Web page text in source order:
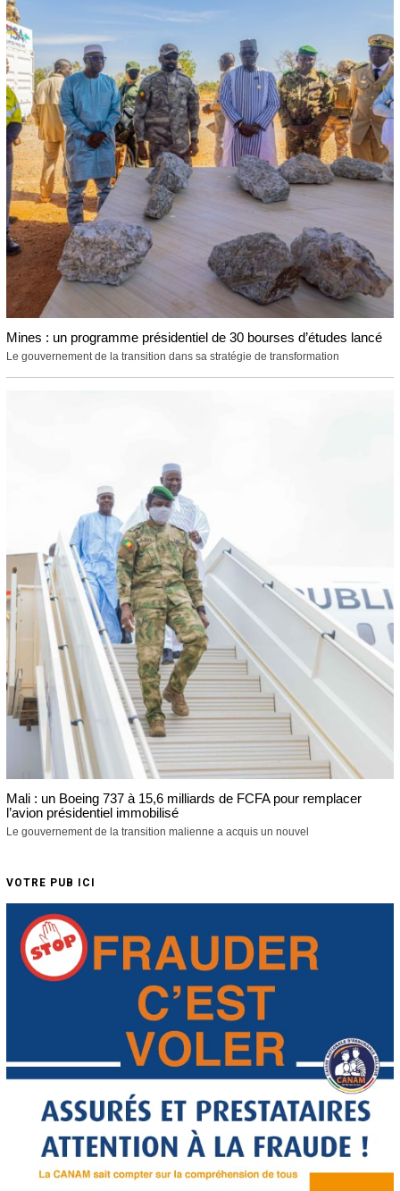
Mines : un programme présidentiel de 30 bourses d’études lancé
Le gouvernement de la transition dans sa stratégie de transformation
Mali : un Boeing 737 à 15,6 milliards de FCFA pour remplacer
l’avion présidentiel immobilisé
Le gouvernement de la transition malienne a acquis un nouvel
VOTRE PUB ICI